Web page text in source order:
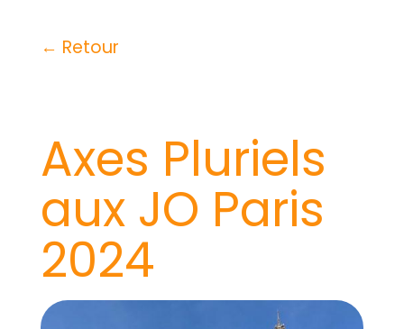
← Retour
Axes Pluriels
aux JO Paris
2024